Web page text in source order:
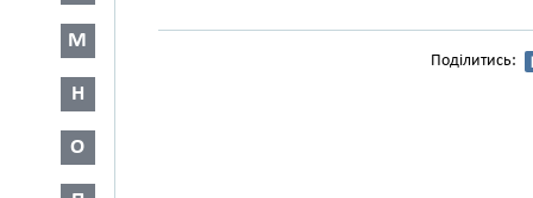
М
Н
О
Поділитись: